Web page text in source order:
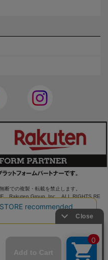
断での複製・転載を禁止します。
Rakuten Group, Inc. ALL RIGHTS RE